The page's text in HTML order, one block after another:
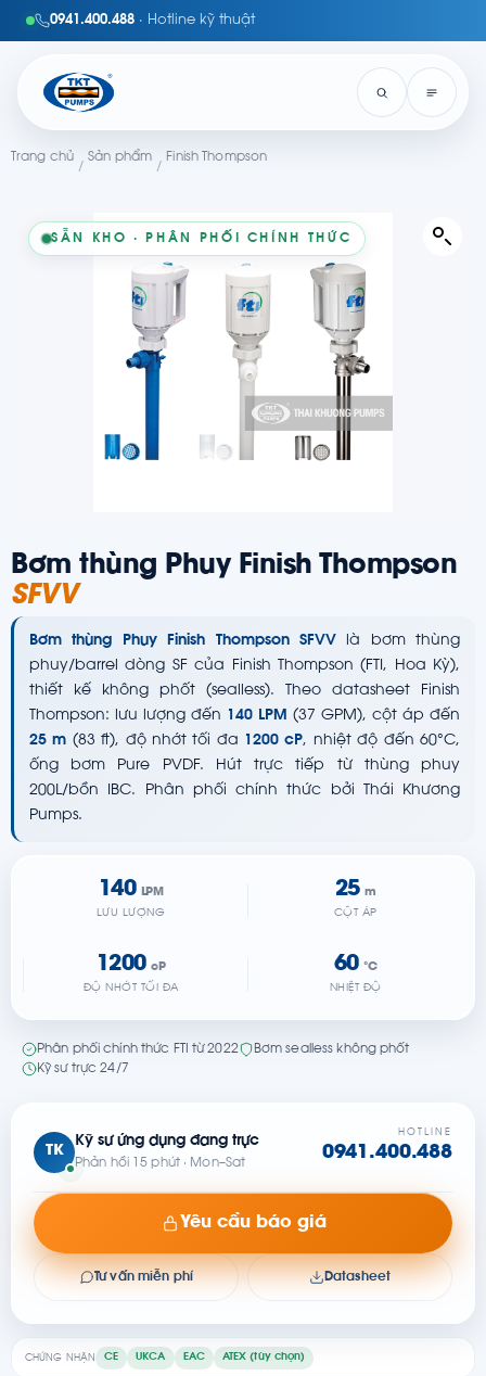
0941.400.488 · Hotline kỹ thuật
Trang chủ
/
Sản phẩm
/
Finish Thompson
SẴN KHO · PHÂN PHỐI CHÍNH THỨC
CHỨNG NHẬN CE UKCA EAC ATEX (tùy chọn)
Bơm thùng Phuy Finish Thompson
SFVV
Bơm thùng Phuy Finish Thompson SFVV là bơm thùng
phuy/barrel dòng SF của Finish Thompson (FTI, Hoa Kỳ),
thiết kế không phốt (sealless). Theo datasheet Finish
Thompson: lưu lượng đến
140 LPM (37 GPM), cột áp đến
25 m (83 ft), độ nhớt tối đa 1200 cP, nhiệt độ đến 60°C,
ống bơm Pure PVDF. Hút trực tiếp từ thùng phuy
200L/bồn IBC. Phân phối chính thức bởi Thái Khương
Pumps.
140 LPM
LƯU LƯỢNG
25 m
CỘT ÁP
1200 cP
ĐỘ NHỚT TỐI ĐA
60 °C
NHIỆT ĐỘ
Phân phối chính thức FTI từ 2022
Bơm sealless không phốt
Kỹ sư trực 24/7
TK
Kỹ sư ứng dụng đang trực
Phản hồi 15 phút · Mon–Sat
HOTLINE
0941.400.488
Yêu cầu báo giá
Tư vấn miễn phí Datasheet